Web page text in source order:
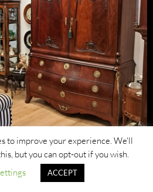
to improve your experience. We'll
but you can opt-out if you wish.
ACCEPT